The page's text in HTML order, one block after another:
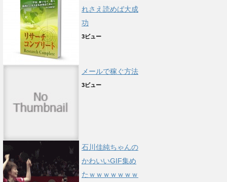
れさえ読めば大成
功
3ビュー
メールで稼ぐ方法
3ビュー
石川佳純ちゃんの
かわいいGIF集め
たｗｗｗｗｗｗｗ